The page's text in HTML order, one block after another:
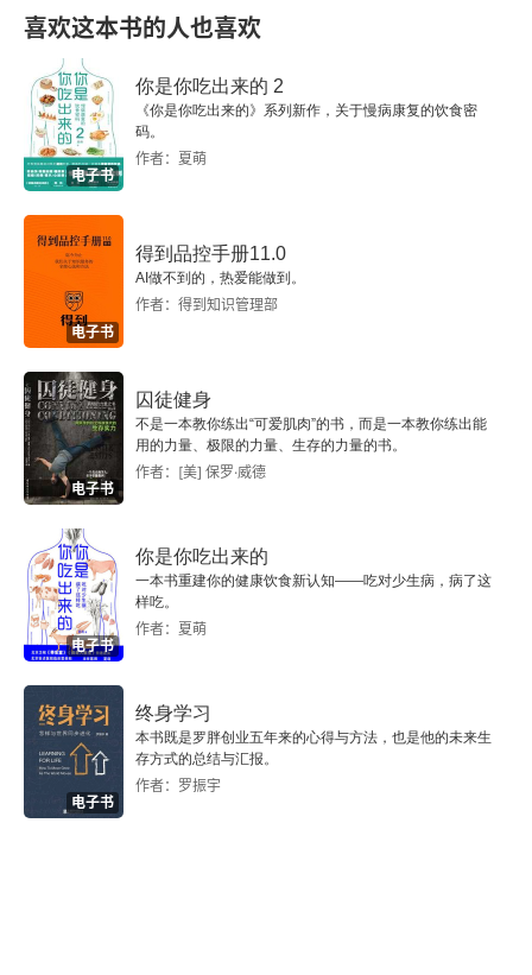
蔬菜的世界 青椒的亲戚们
生姜
四季豆
内田式烹饪法10 夏季汤品
黄瓜
西葫芦
秋葵
内田式烹饪法11 大蒜+生姜
毛豆
内田式烹饪法12 接收蔬菜发出的信号
茄子
蔬菜的世界 茄子家族
冬瓜与越瓜
玉米
内田式烹饪法13 油浸夏季蔬菜
喜欢这本书的人也喜欢
电子书
你是你吃出来的 2
《你是你吃出来的》系列新作，关于慢病康复的饮食密
码。
作者：夏萌
电子书
得到品控手册11.0
AI做不到的，热爱能做到。
作者：得到知识管理部
电子书
囚徒健身
不是一本教你练出“可爱肌肉”的书，而是一本教你练出能
用的力量、极限的力量、生存的力量的书。
作者：[美] 保罗·威德
电子书
你是你吃出来的
一本书重建你的健康饮食新认知——吃对少生病，病了这
样吃。
作者：夏萌
电子书
终身学习
本书既是罗胖创业五年来的心得与方法，也是他的未来生
存方式的总结与汇报。
作者：罗振宇